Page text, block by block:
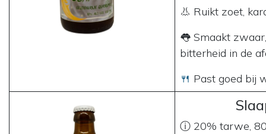
👃 Ruikt zoet,
👅 Smaakt
bitterheid in de
🍴 Past goed bij
ⓘ 20% tarwe,